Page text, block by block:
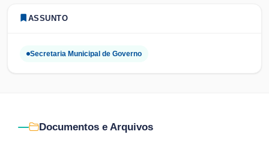
ASSUNTO
Secretaria Municipal de Governo
Documentos e Arquivos